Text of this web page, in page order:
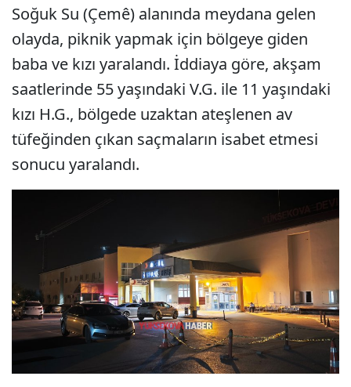
Soğuk Su (Çemê) alanında meydana gelen
olayda, piknik yapmak için bölgeye giden
baba ve kızı yaralandı. İddiaya göre, akşam
saatlerinde 55 yaşındaki V.G. ile 11 yaşındaki
kızı H.G., bölgede uzaktan ateşlenen av
tüfeğinden çıkan saçmaların isabet etmesi
sonucu yaralandı.